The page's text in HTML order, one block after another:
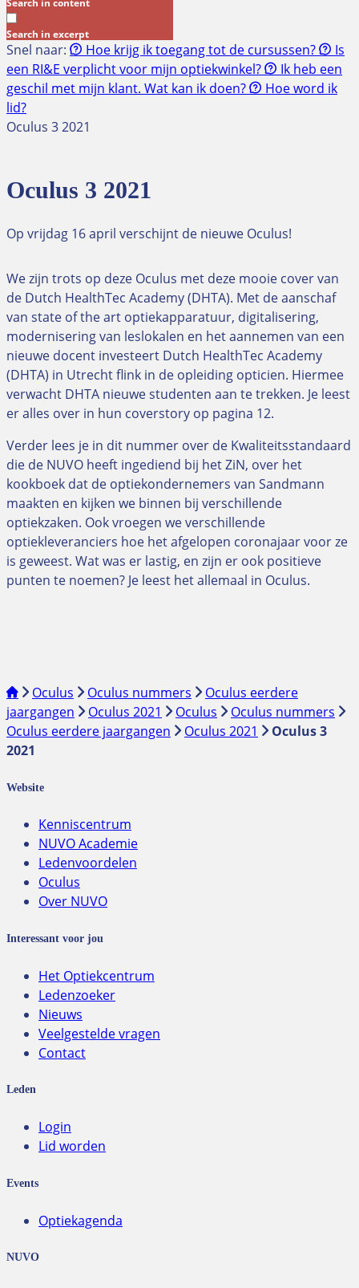
Search in excerpt
Snel naar: Hoe krijg ik toegang tot de cursussen?
Is
een RI&E verplicht voor mijn optiekwinkel?
Ik heb een
geschil met mijn klant. Wat kan ik doen?
Hoe word ik
lid?
Oculus 3 2021
Oculus 3 2021
Op vrijdag 16 april verschijnt de nieuwe Oculus!
We zijn trots op deze Oculus met deze mooie cover van
de Dutch HealthTec Academy (DHTA). Met de aanschaf
van state of the art optiekapparatuur, digitalisering,
modernisering van leslokalen en het aannemen van een
nieuwe docent investeert Dutch HealthTec Academy
(DHTA) in Utrecht flink in de opleiding opticien. Hiermee
verwacht DHTA nieuwe studenten aan te trekken. Je leest
er alles over in hun coverstory op pagina 12.
Verder lees je in dit nummer over de Kwaliteitsstandaard
die de NUVO heeft ingediend bij het ZiN, over het
kookboek dat de optiekondernemers van Sandmann
maakten en kijken we binnen bij verschillende
optiekzaken. Ook vroegen we verschillende
optiekleveranciers hoe het afgelopen coronajaar voor ze
is geweest. Wat was er lastig, en zijn er ook positieve
punten te noemen? Je leest het allemaal in Oculus.
Oculus Oculus nummers
Oculus eerdere
jaargangen
Oculus 2021 Oculus
Oculus nummers
Oculus eerdere jaargangen
Oculus 2021
Oculus 3
2021
Website
Kenniscentrum
NUVO Academie
Ledenvoordelen
Oculus
Over NUVO
Interessant voor jou
Het Optiekcentrum
Ledenzoeker
Nieuws
Veelgestelde vragen
Contact
Leden
Login
Lid worden
Events
Optiekagenda
NUVO